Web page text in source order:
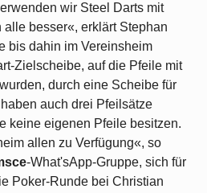
wir Steel Darts mit
besser«, erklärt Stephan
bis dahin im Vereinsheim
Zielscheibe, auf die Pfeile mit
durch eine Scheibe für
auch drei Pfeilsätze
keine eigenen Pfeile besitzen.
allen zu Verfügung«, so
-What'sApp-Gruppe, sich für
Poker-Runde bei Christian